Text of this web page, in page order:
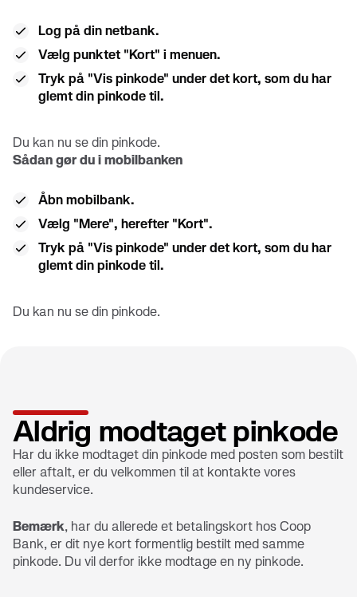
Log på din netbank.
Vælg punktet "Kort" i menuen.
Tryk på "Vis pinkode" under det kort, som du har
glemt din pinkode til.
Du kan nu se din pinkode.
Sådan gør du i mobilbanken
Åbn mobilbank.
Vælg "Mere", herefter "Kort".
Tryk på "Vis pinkode" under det kort, som du har
glemt din pinkode til.
Du kan nu se din pinkode.
Aldrig modtaget pinkode
Har du ikke modtaget din pinkode med posten som bestilt
eller aftalt, er du velkommen til at kontakte vores
kundeservice.
Bemærk, har du allerede et betalingskort hos Coop
Bank, er dit nye kort formentlig bestilt med samme
pinkode. Du vil derfor ikke modtage en ny pinkode.